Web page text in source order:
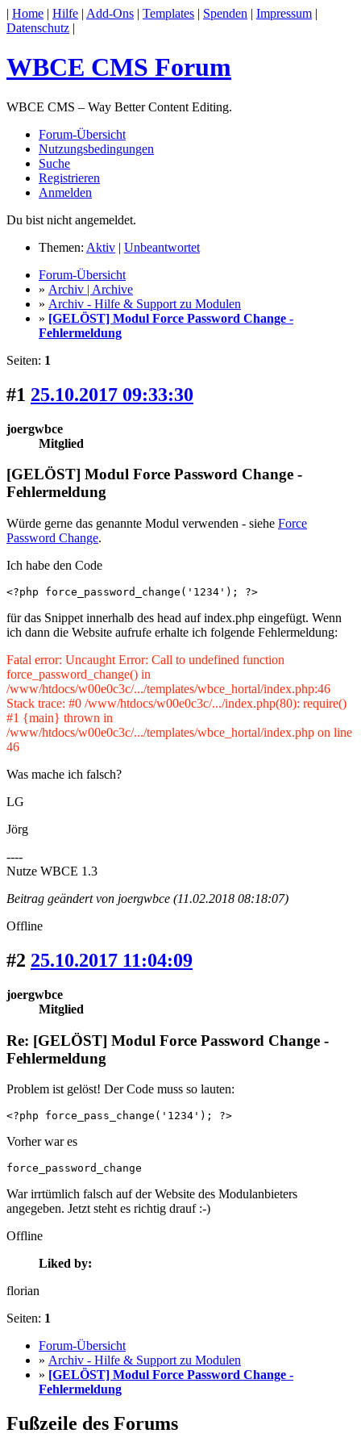
| Home | Hilfe | Add-Ons | Templates | Spenden | Impressum |
Datenschutz |
WBCE CMS Forum
WBCE CMS – Way Better Content Editing.
Forum-Übersicht
Nutzungsbedingungen
Suche
Registrieren
Anmelden
Du bist nicht angemeldet.
Themen: Aktiv | Unbeantwortet
Forum-Übersicht
» Archiv | Archive
» Archiv - Hilfe & Support zu Modulen
» [GELÖST] Modul Force Password Change -
Fehlermeldung
Seiten: 1
#1 25.10.2017 09:33:30
joergwbce
Mitglied
[GELÖST] Modul Force Password Change -
Fehlermeldung
Würde gerne das genannte Modul verwenden - siehe Force
Password Change.
Ich habe den Code
<?php force_password_change('1234'); ?>
für das Snippet innerhalb des head auf index.php eingefügt. Wenn
ich dann die Website aufrufe erhalte ich folgende Fehlermeldung:
Fatal error: Uncaught Error: Call to undefined function
force_password_change() in
/www/htdocs/w00e0c3c/.../templates/wbce_hortal/index.php:46
Stack trace: #0 /www/htdocs/w00e0c3c/.../index.php(80): require()
#1 {main} thrown in
/www/htdocs/w00e0c3c/.../templates/wbce_hortal/index.php on line
46
Was mache ich falsch?
LG
Jörg
----
Nutze WBCE 1.3
Beitrag geändert von joergwbce (11.02.2018 08:18:07)
Offline
#2 25.10.2017 11:04:09
joergwbce
Mitglied
Re: [GELÖST] Modul Force Password Change -
Fehlermeldung
Problem ist gelöst! Der Code muss so lauten:
<?php force_pass_change('1234'); ?>
Vorher war es
force_password_change
War irrtümlich falsch auf der Website des Modulanbieters
angegeben. Jetzt steht es richtig drauf :-)
Offline
Liked by:
florian
Seiten: 1
Forum-Übersicht
» Archiv - Hilfe & Support zu Modulen
» [GELÖST] Modul Force Password Change -
Fehlermeldung
Fußzeile des Forums